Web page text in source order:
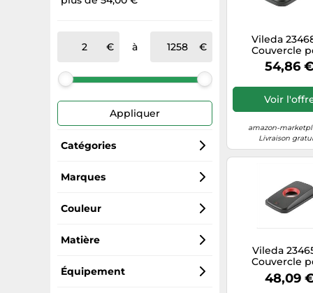
à
Appliquer
Catégories
Boîtes de rangement
Poubelles
Boîtes de conservation
Coffres à jouets
Marques
Generic Sports
Generisch
Profissimo
Couleur
Noir
Argenté
Matière
Plastique
Équipement
Vileda
Couvercle
poubelle
boîtes54,86 €
Voir
amazon-
Livraison
Vileda
Couvercle
poubelle
boîtes48,09